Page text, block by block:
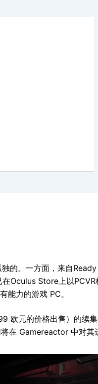
的。一方面，来自
Oculus Store上以
力的游戏 PC。
欧元的价格出售）的续
在 Gamereactor 中对其